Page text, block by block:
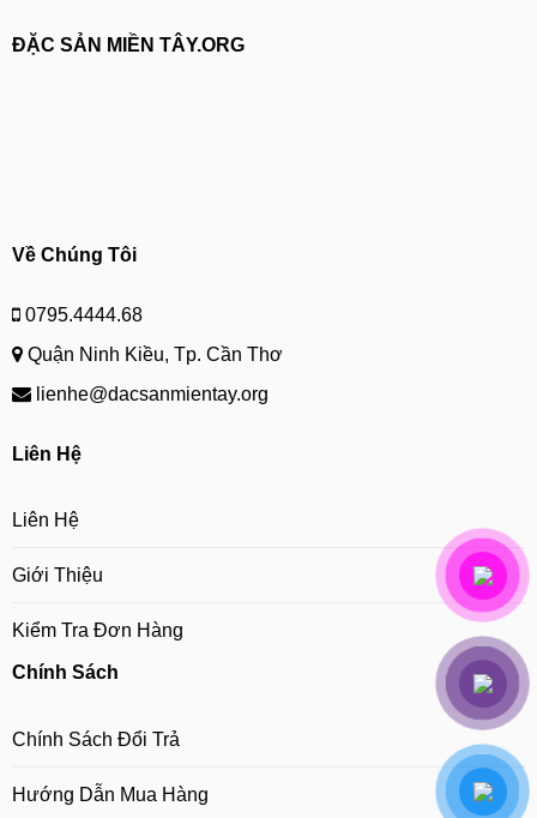
ĐẶC SẢN MIỀN TÂY.ORG
Về Chúng Tôi
0795.4444.68
Quận Ninh Kiều, Tp. Cần Thơ
lienhe@dacsanmientay.org
Liên Hệ
Liên Hệ
Giới Thiệu
Kiểm Tra Đơn Hàng
Chính Sách
Chính Sách Đổi Trả
Hướng Dẫn Mua Hàng